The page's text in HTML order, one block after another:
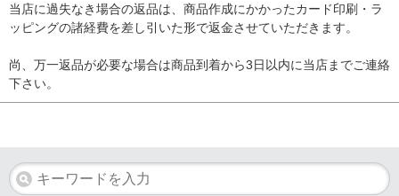
当店に過失なき場合の返品は、商品作成にかかったカード印刷・ラ
ッピングの諸経費を差し引いた形で返金させていただきます。
尚、万一返品が必要な場合は商品到着から3日以内に当店までご連絡
下さい。